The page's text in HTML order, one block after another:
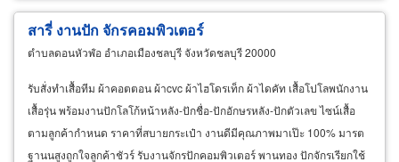
สารี่ งานปัก จักรคอมพิวเตอร์
ตำบลดอนหัวฬ่อ อำเภอเมืองชลบุรี จังหวัดชลบุรี 20000
รับสั่งทำเสื้อทีม ผ้าคอตตอน ผ้าcvc ผ้าไฮโดรเท็ก ผ้าไดคัท เสื้อโปโลพนักงาน
เสื้อรุ่น พร้อมงานปักโลโก้หน้าหลัง-ปักชื่อ-ปักอักษรหลัง-ปักตัวเลข ไซน์เสื้อ
ตามลูกค้ากำหนด ราคาที่สบายกระเป๋า งานดีมีคุณภาพมาเป๊ะ 100% มารต
ฐานนสูงถูกใจลูกค้าชัวร์ รับงานจักรปักคอมพิวเตอร์ พานทอง ปักจักรเรียกใช้